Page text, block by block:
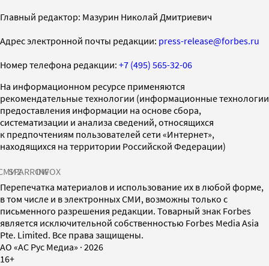
Главный редактор: Мазурин Николай Дмитриевич
Адрес электронной почты редакции: press-release@forbes.ru
Номер телефона редакции: +7 (495) 565-32-06
На информационном ресурсе применяются
рекомендательные технологии (информационные технологии
предоставления информации на основе сбора,
систематизации и анализа сведений, относящихся
к предпочтениям пользователей сети «Интернет»,
находящихся на территории Российской Федерации)
SPARROWINFOX
Перепечатка материалов и использование их в любой форме,
в том числе и в электронных СМИ, возможны только с
письменного разрешения редакции. Товарный знак Forbes
является исключительной собственностью Forbes Media Asia
Pte. Limited. Все права защищены.
AO «АС Рус Медиа» · 2026
16+